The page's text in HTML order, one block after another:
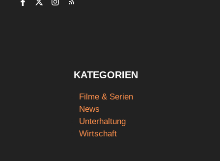
KATEGORIEN
Filme & Serien
News
Unterhaltung
Wirtschaft